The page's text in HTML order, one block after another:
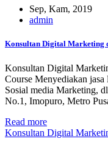
Sep, Kam, 2019
admin
Konsultan Digital Marketing
Konsultan Digital
Course Menyediakan
Sosial media Marketing,
No.1, Imopuro, Metro
Read more
Konsultan Digital